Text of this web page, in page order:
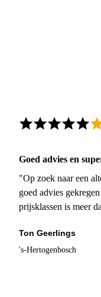
Goed advies en
"Op zoek naar een
goed advies
prijsklassen is meer
Ton Geerlings
's-Hertogenbosch